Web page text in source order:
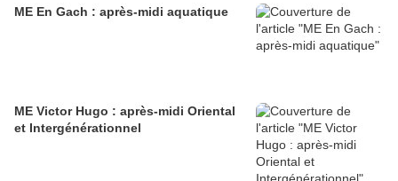
ME En Gach : après-midi aquatique
ME Victor Hugo : après-midi Oriental
et Intergénérationnel